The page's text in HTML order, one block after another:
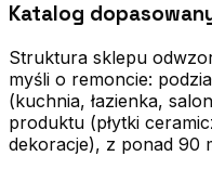
Katalog
Struktura sklepu
myśli o remoncie:
(kuchnia, łazienka,
produktu (płytki
dekoracje), z ponad 90